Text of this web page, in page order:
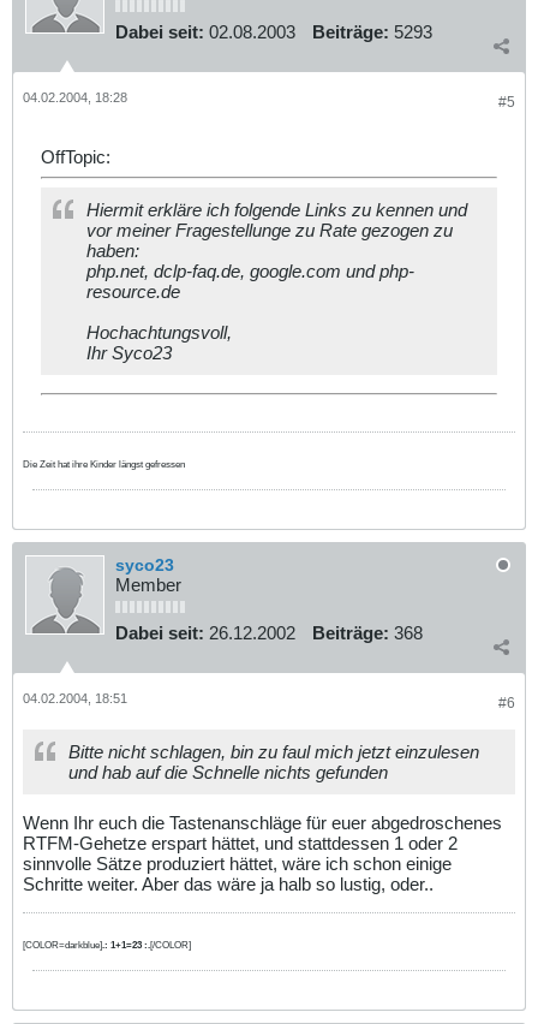
Dabei seit: 02.08.2003 Beiträge: 5293
#5
04.02.2004, 18:28
OffTopic:
Hiermit erkläre ich folgende Links zu kennen und
vor meiner Fragestellunge zu Rate gezogen zu
haben:
php.net, dclp-faq.de, google.com und php-
resource.de
Hochachtungsvoll,
Ihr Syco23
Die Zeit hat ihre Kinder längst gefressen
syco23
Member
Dabei seit: 26.12.2002 Beiträge: 368
#6
04.02.2004, 18:51
Bitte nicht schlagen, bin zu faul mich jetzt einzulesen
und hab auf die Schnelle nichts gefunden
Wenn Ihr euch die Tastenanschläge für euer abgedroschenes
RTFM-Gehetze erspart hättet, und stattdessen 1 oder 2
sinnvolle Sätze produziert hättet, wäre ich schon einige
Schritte weiter. Aber das wäre ja halb so lustig, oder..
[COLOR=darkblue].: 1+1=23 :.[/COLOR]